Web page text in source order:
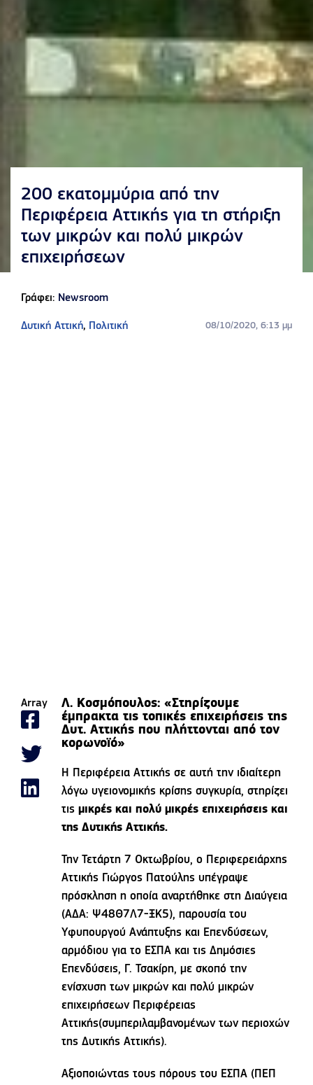
200 εκατομμύρια από την
Περιφέρεια Αττικής για τη στήριξη
των μικρών και πολύ μικρών
επιχειρήσεων
Γράφει: Newsroom
Δυτική Αττική, Πολιτική 08/10/2020, 6:13 μμ
Array
Λ. Κοσμόπουλος: «Στηρίζουμε
έμπρακτα τις τοπικές επιχειρήσειςτης
Δυτ. Αττικής που πλήττονται από τον
κορωνοϊό»
H Περιφέρεια Αττικής σε αυτή την ιδιαίτερη
λόγω υγειονομικής κρίσης συγκυρία, στηρίζει
τιςμικρές και πολύ μικρές επιχειρήσεις και
της Δυτικής Αττικής.
Την Τετάρτη 7 Οκτωβρίου, ο Περιφερειάρχης
Αττικής Γιώργος Πατούλης υπέγραψε
πρόσκληση η οποία αναρτήθηκε στη Διαύγεια
(ΑΔΑ: Ψ48Θ7Λ7-ΞΚ5), παρουσία του
Υφυπουργoύ Ανάπτυξης και Επενδύσεων,
αρμόδιου για το ΕΣΠΑ και τις Δημόσιες
Επενδύσεις, Γ. Τσακίρη, με σκοπό την
ενίσχυση των μικρών και πολύ μικρών
επιχειρήσεων Περιφέρειας
Αττικής(συμπεριλαμβανομένων των περιοχών
της Δυτικής Αττικής).
Αξιοποιώντας τους πόρους του ΕΣΠΑ (ΠΕΠ